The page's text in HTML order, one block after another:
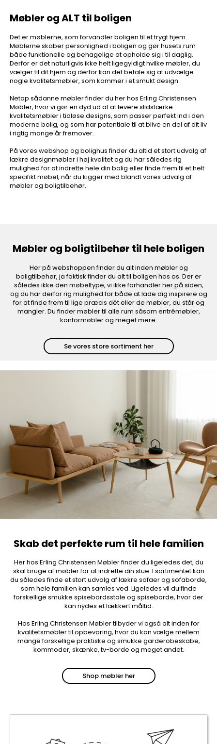
Møbler og ALT til boligen
Det er møblerne, som forvandler boligen til et trygt hjem.
Møblerne skaber personlighed i boligen og gør husets rum
både funktionelle og behagelige at opholde sig i til daglig.
Derfor er det naturligvis ikke helt ligegyldigt hvilke møbler, du
vælger til dit hjem og derfor kan det betale sig at udvælge
nogle kvalitetsmøbler, som kommer i et smukt design.
Netop sådanne møbler finder du her hos Erling Christensen
Møbler, hvor vi gør en dyd ud af at levere slidstærke
kvalitetsmøbler i tidløse designs, som passer perfekt ind i den
moderne bolig, og som har potentiale til at blive en del af dit liv
i rigtig mange år fremover.
På vores webshop og bolighus finder du altid et stort udvalg af
lækre designmøbler i høj kvalitet og du har således rig
mulighed for at indrette hele din bolig eller finde frem til et helt
specifikt møbel, når du kigger med blandt vores udvalg af
møbler og boligtilbehør.
Møbler og boligtilbehør til hele boligen
Her på webshoppen finder du alt inden møbler og
boligtilbehør, ja faktisk finder du alt til boligen hos os. Der er
således ikke den møbeltype, vi ikke forhandler her på siden,
og du har derfor rig mulighed for både at lade dig inspirere og
for at finde frem til lige præcis dét eller de møbler, du står og
mangler. Du finder møbler til alle rum såsom entrémøbler,
kontormøbler og meget mere.
Se vores store sortiment her
Skab det perfekte rum til hele familien
Her hos Erling Christensen Møbler finder du ligeledes det, du
skal bruge af møbler for at indrette din stue. I sortimentet kan
du således finde et stort udvalg af lækre sofaer og sofaborde,
som hele familien kan samles ved. Ligeledes vil du finde
forskellige smukke spisebordsstole og spiseborde, hvor der
kan nydes et lækkert måltid.
Hos Erling Christensen Møbler tilbyder vi også alt inden for
kvalitetsmøbler til opbevaring, hvor du kan vælge mellem
mange forskellige praktiske og smukke garderobeskabe,
kommoder, skænke, tv-borde og meget andet.
Shop møbler her